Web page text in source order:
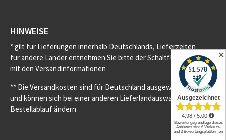
HINWEISE
* gilt für Lieferungen innerhalb Deutschlands, Lieferzeiten
für andere Länder entnehmen Sie bitte der Schaltfläche
mit den Versandinformationen
** Die Versandkosten sind für Deutschland ausgewiesen
und können sich bei einer anderen Lieferlandauswahl im
Bestellablauf ändern
✕